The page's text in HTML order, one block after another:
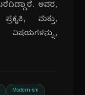
ಅವರ,
ಮತ್ತು,
ವಿಷಯಗಳನ್ನು,
Modernism